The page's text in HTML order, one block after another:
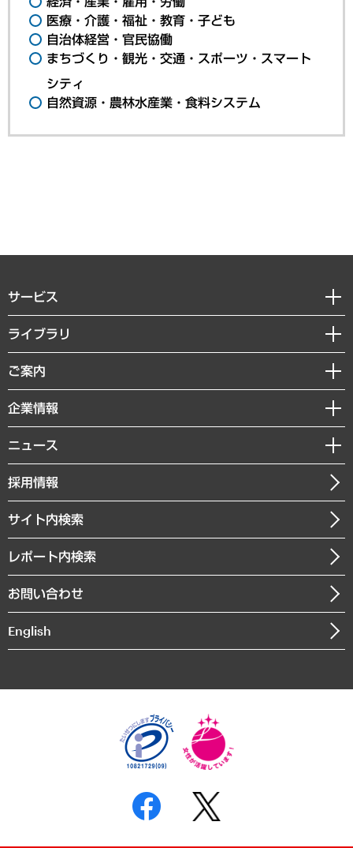
医療・介護・福祉・教育・子ども
自治体経営・官民協働
まちづくり・観光・交通・スポーツ・スマート
シティ
自然資源・農林水産業・食料システム
サービス
経営戦略
組織・人事戦略
デジタルイノベーション
共生・ダイバーシティ
GRC（ガバナンス・リスク・コンプライアンス）・防災（政策）
経済・産業・雇用・労働
まちづくり・観光・交通・スポーツ・スマートシティ
自然資源・農林水産業・食料システム
ライブラリ
経済調査
レポート
コラム
経営用語集
受託・受注実績（官公庁関連）
メディア掲載・出演
ご案内
セミナー・イベント情報
MUFGビジネスセミナー
受託案件情報
企業情報
私たちの想い
社長メッセージ
会社概要
沿革
組織図・本部部室紹介
インドネシア現地法人
個人情報保護方針
反社会的勢力に対する基本方針
ニュース
ニュースリリース
お知らせ
採用情報
サイト内検索
レポート内検索
お問い合わせ
English